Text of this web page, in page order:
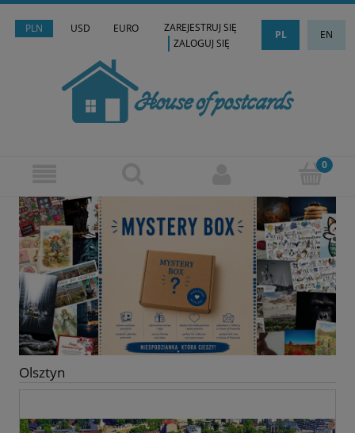
PLN USD EURO PL EN
ZAREJESTRUJ SIĘ
ZALOGUJ SIĘ
Olsztyn